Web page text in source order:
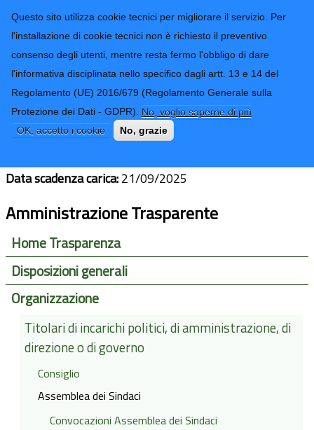
Questo sito utilizza cookie tecnici per migliorare il servizio. Per
l'installazione di cookie tecnici non è richiesto il preventivo
consenso degli utenti, mentre resta fermo l'obbligo di dare
l'informativa disciplinata nello specifico dagli artt. 13 e 14 del
Regolamento (UE) 2016/679 (Regolamento Generale sulla
Protezione dei Dati - GDPR). No, voglio saperne di più
OK, accetto i cookie
No, grazie
Provincia di
Imperia
CONTATTI-URP
TRASPARENZA
Form di ricerca
Marcello Pallini
Data scadenza carica:21/09/2025
Amministrazione Trasparente
Home Trasparenza
Disposizioni generali
Organizzazione
Titolari di incarichi politici, di amministrazione, di
direzione o di governo
Consiglio
Assemblea dei Sindaci
Convocazioni Assemblea dei Sindaci